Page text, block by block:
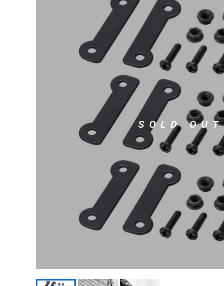
DJ機器 DTM
ヴィンテージ
SOLD OUT